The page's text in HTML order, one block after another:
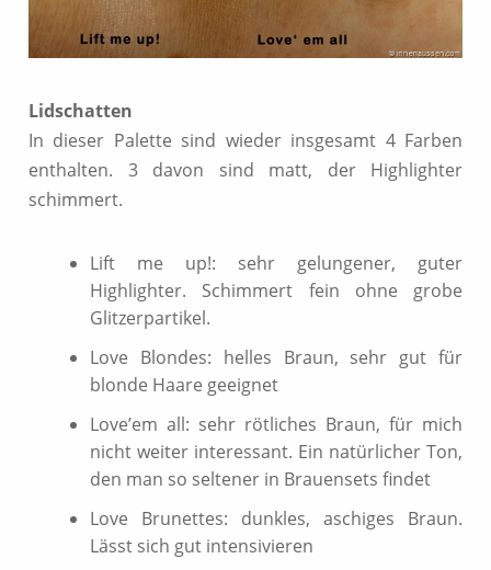
Lidschatten
In dieser Palette sind wieder insgesamt 4 Farben
enthalten. 3 davon sind matt, der Highlighter
schimmert.
Lift me up!: sehr gelungener, guter
Highlighter. Schimmert fein ohne grobe
Glitzerpartikel.
Love Blondes: helles Braun, sehr gut für
blonde Haare geeignet
Love’em all: sehr rötliches Braun, für mich
nicht weiter interessant. Ein natürlicher Ton,
den man so seltener in Brauensets findet
Love Brunettes: dunkles, aschiges Braun.
Lässt sich gut intensivieren